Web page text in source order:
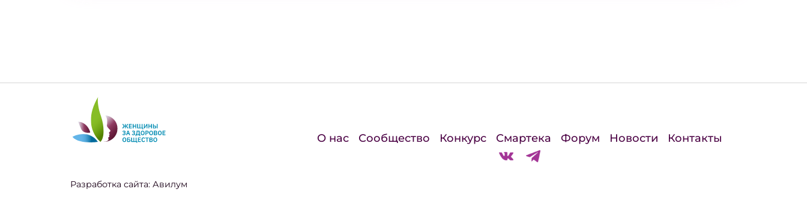
О нас Сообщество Конкурс Смартека Форум Новости Контакты
Разработка сайта: Авилум